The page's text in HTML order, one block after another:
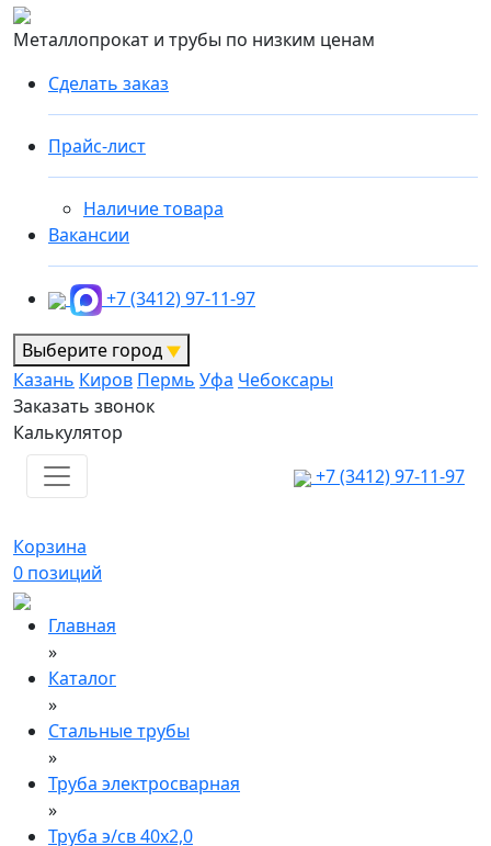
Металлопрокат и трубы по низким ценам
Сделать заказ
Прайс-лист
Наличие товара
Вакансии
+7 (3412) 97-11-97
Выберите город
Казань Киров Пермь Уфа Чебоксары
Заказать звонок
Калькулятор
+7 (3412) 97-11-97
Корзина
0 позиций
Главная
»
Каталог
»
Стальные трубы
»
Труба электросварная
»
Труба э/св 40х2,0